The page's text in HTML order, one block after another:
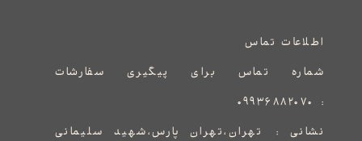
اطلاعات تماس
شماره تماس برای پیگیری سفارشات
: ۰۹۹۳۶۸۸۲۰۷۰
نشانی : ​​​​​​​​​​​​​​تهران،تهران پارس،شهید سلیمانی